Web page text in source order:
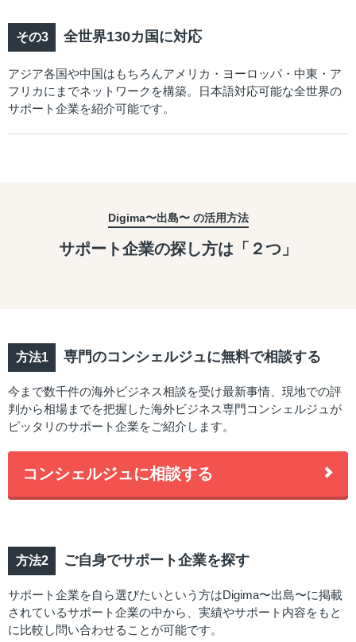
全世界130カ国に対応
アジア各国や中国はもちろんアメリカ・ヨーロッパ・中東・ア
フリカにまでネットワークを構築。日本語対応可能な全世界の
サポート企業を紹介可能です。
Digima〜出島〜 の活用方法
サポート企業の探し方は「２つ」
専門のコンシェルジュに無料で相談する
今まで数千件の海外ビジネス相談を受け最新事情、現地での評
判から相場までを把握した海外ビジネス専門コンシェルジュが
ピッタリのサポート企業をご紹介します。
コンシェルジュに相談する
ご自身でサポート企業を探す
サポート企業を自ら選びたいという方はDigima〜出島〜に掲載
されているサポート企業の中から、実績やサポート内容をもと
に比較し問い合わせることが可能です。